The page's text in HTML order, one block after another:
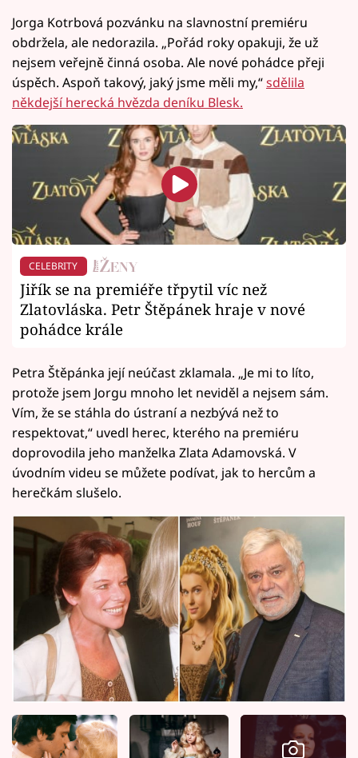
Jorga Kotrbová pozvánku na slavnostní premiéru
obdržela, ale nedorazila. „Pořád roky opakuji, že už
nejsem veřejně činná osoba. Ale nové pohádce přeji
úspěch. Aspoň takový, jaký jsme měli my,“sdělila
někdejší herecká hvězda deníku Blesk.
CELEBRITY
Jiřík se na premiéře třpytil víc než
Zlatovláska. Petr Štěpánek hraje v nové
pohádce krále
Petra Štěpánka její neúčast zklamala. „Je mi to líto,
protože jsem Jorgu mnoho let neviděl a nejsem sám.
Vím, že se stáhla do ústraní a nezbývá než to
respektovat,“ uvedl herec, kterého na premiéru
doprovodila jeho manželka Zlata Adamovská. V
úvodním videu se můžete podívat, jak to hercům a
herečkám slušelo.